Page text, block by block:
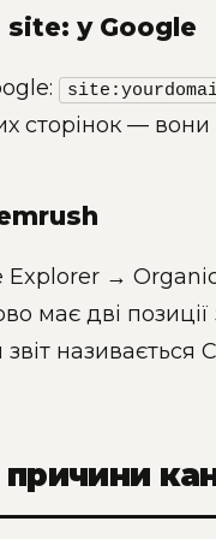
у Google
сторінок —
Explorer →
має дві
звіт